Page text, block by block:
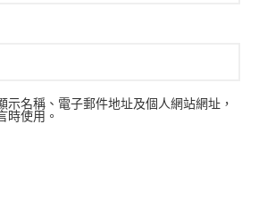
示名稱、電子郵件地址及個人網站網址，
時使用。